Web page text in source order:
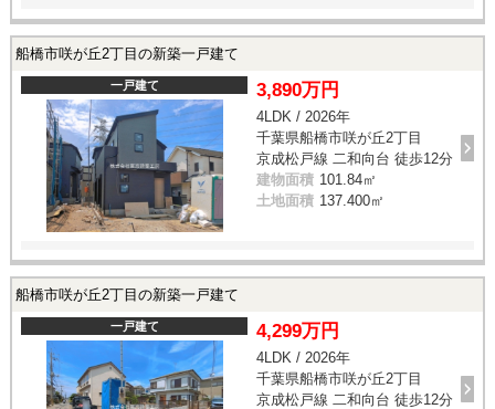
船橋市咲が丘2丁目の新築一戸建て
一戸建て 3,890万円
4LDK / 2026年
千葉県船橋市咲が丘2丁目
京成松戸線 二和向台 徒歩12分
建物面積 101.84㎡
土地面積 137.400㎡
船橋市咲が丘2丁目の新築一戸建て
一戸建て 4,299万円
4LDK / 2026年
千葉県船橋市咲が丘2丁目
京成松戸線 二和向台 徒歩12分